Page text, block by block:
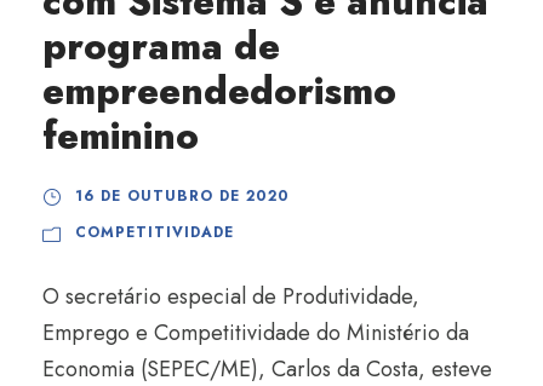
programa de
empreendedorismo
feminino
16 DE OUTUBRO DE 2020
COMPETITIVIDADE
O secretário especial de Produtividade,
Emprego e Competitividade do Ministério da
Economia (SEPEC/ME), Carlos da Costa, esteve